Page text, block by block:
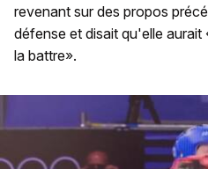
revenant sur des propos
défense et disait qu'elle
la battre».